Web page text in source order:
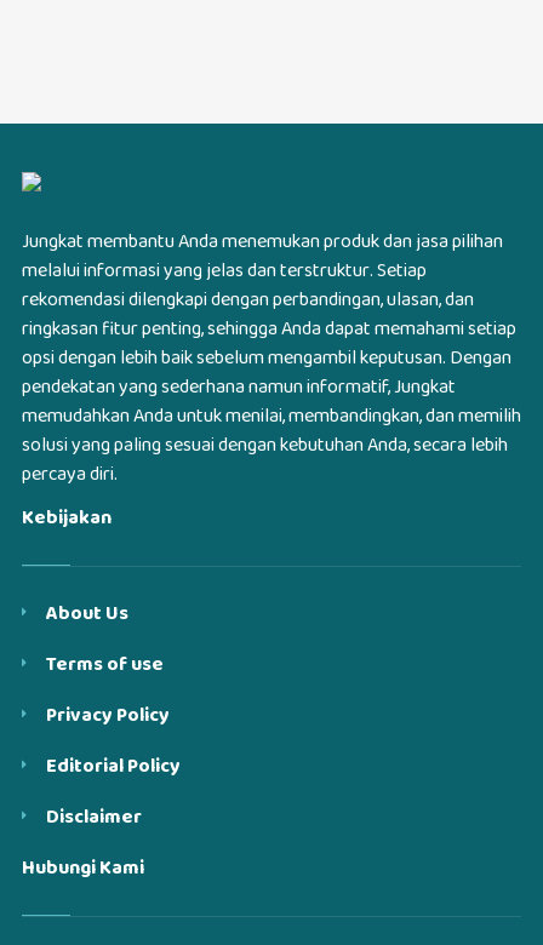
Jungkat membantu Anda menemukan produk dan jasa pilihan
melalui informasi yang jelas dan terstruktur. Setiap
rekomendasi dilengkapi dengan perbandingan, ulasan, dan
ringkasan fitur penting, sehingga Anda dapat memahami setiap
opsi dengan lebih baik sebelum mengambil keputusan. Dengan
pendekatan yang sederhana namun informatif, Jungkat
memudahkan Anda untuk menilai, membandingkan, dan memilih
solusi yang paling sesuai dengan kebutuhan Anda, secara lebih
percaya diri.
Kebijakan
About Us
Terms of use
Privacy Policy
Editorial Policy
Disclaimer
Hubungi Kami